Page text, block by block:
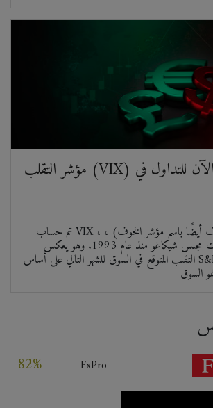
مؤشر التقلب (VIX) متاح الآن للتداول في Grand
تم حساب VIX ، مؤشر التقلب (المعروف أيضًا باسم مؤشر الخوف) ،
بواسطة بورصة خيارات مجلس شيكاغو منذ عام 1993. وهو يعكس
التقلب المتوقع في السوق للشهر التالي على أساس S&P 500. التقلب عادة
82% FxPro